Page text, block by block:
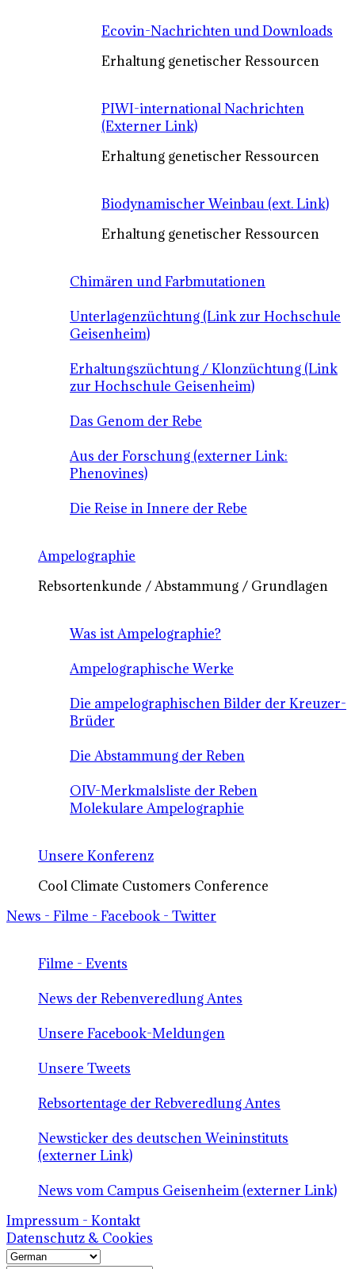
Ecovin-Nachrichten und Downloads
Erhaltung genetischer Ressourcen
PIWI-international Nachrichten
(Externer Link)
Erhaltung genetischer Ressourcen
Biodynamischer Weinbau (ext. Link)
Erhaltung genetischer Ressourcen
Chimären und Farbmutationen
Unterlagenzüchtung (Link zur Hochschule
Geisenheim)
Erhaltungszüchtung / Klonzüchtung (Link
zur Hochschule Geisenheim)
Das Genom der Rebe
Aus der Forschung (externer Link:
Phenovines)
Die Reise in Innere der Rebe
Ampelographie
Rebsortenkunde / Abstammung / Grundlagen
Was ist Ampelographie?
Ampelographische Werke
Die ampelographischen Bilder der Kreuzer-
Brüder
Die Abstammung der Reben
OIV-Merkmalsliste der Reben
Molekulare Ampelographie
Unsere Konferenz
Cool Climate Customers Conference
News - Filme - Facebook - Twitter
Filme - Events
News der Rebenveredlung Antes
Unsere Facebook-Meldungen
Unsere Tweets
Rebsortentage der Rebveredlung Antes
Newsticker des deutschen Weininstituts
(externer Link)
News vom Campus Geisenheim (externer Link)
Impressum - Kontakt
Datenschutz & Cookies